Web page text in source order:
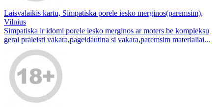
Laisvalaikis kartu, Simpatiska porele iesko merginos(paremsim),
Vilnius
Simpatiska ir idomi porele iesko merginos ar moters be kompleksu
gerai praleisti vakara,pageidautina si vakara,paremsim materialiai...